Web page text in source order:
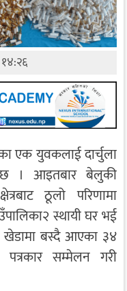
एक युवकलाई दार्चुला
छ । आइतबार बेलुकी
ठूलो परिणामा
स्थायी घर भई
खेडामा बस्दै आएका ३४
पत्रकार सम्मेलन गरी